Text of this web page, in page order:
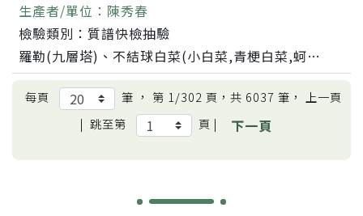
生產者/單位： 陳秀春
檢驗類別： 質譜快檢抽驗
羅勒(九層塔)、不結球白菜(小白菜,青梗白菜,蚵白菜)、甘藍(高麗菜)、芫荽(胡荽,香菜)、芹菜(西洋芹)、茼蒿、菠菜、萵苣、韭菜、西瓜、辣椒、萵苣莖、洋蔥、竹筍、胡蘿蔔、茭白筍、蔥、蔥頭、蕪菁(大頭菜)、薑、蘿蔔(白蘿蔔,菜頭)、馬鈴薯、韭蔥、小白菜、芋頭、甜菜根、蓮藕、蒜頭、小黃瓜(花胡瓜)、苦瓜、絲瓜、冬瓜、南瓜(金瓜)、四季豆(菜豆)、豌豆、扁豆、菜豆(敏豆、粉豆)、香瓜(美濃瓜)
每頁 筆 ， 第 1/302 頁，共 6037 筆， 上一頁
| 跳至第 頁 | 下一頁